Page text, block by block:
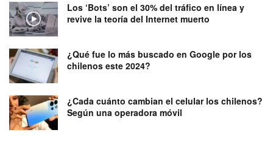
Los ‘Bots’ son el 30% del tráfico en línea y
revive la teoría del Internet muerto
¿Qué fue lo más buscado en Google por los
chilenos este 2024?
¿Cada cuánto cambian el celular los chilenos?
Según una operadora móvil